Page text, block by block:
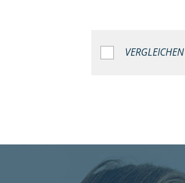
VERGLEICHEN